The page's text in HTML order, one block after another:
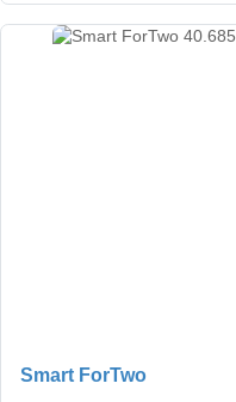
Smart ForTwo